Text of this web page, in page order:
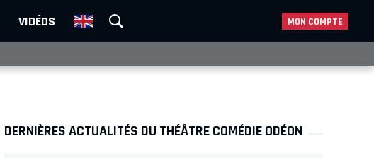
VIDÉOS MON COMPTE
DERNIÈRES ACTUALITÉS DU THÉÂTRE COMÉDIE ODÉON